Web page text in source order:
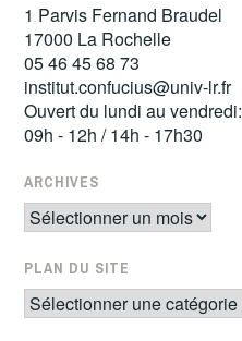
1 Parvis Fernand Braudel
17000 La Rochelle
05 46 45 68 73
institut.confucius@univ-lr.fr
Ouvert du lundi au vendredi:
09h - 12h / 14h - 17h30
ARCHIVES
Archives
PLAN DU SITE
Plan
du